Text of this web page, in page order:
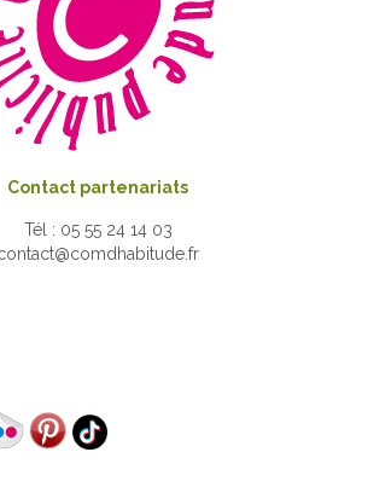
Contact partenariats
Tél : 05 55 24 14 03